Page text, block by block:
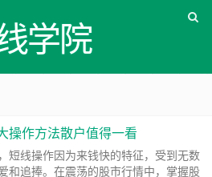
学院
操作方法散户值得一看
短线操作因为来钱快的特征，受到无数
和追捧。在震荡的股市行情中，掌握股